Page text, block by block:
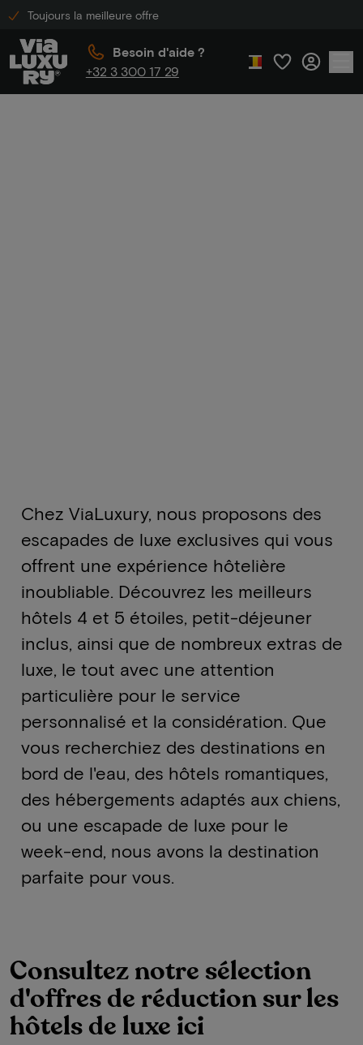
Toujours la meilleure offre
Besoin d'aide ?
+32 3 300 17 29
Chez ViaLuxury, nous proposons des
escapades de luxe exclusives qui vous
offrent une expérience hôtelière
inoubliable. Découvrez les meilleurs
hôtels 4 et 5 étoiles, petit-déjeuner
inclus, ainsi que de nombreux extras de
luxe, le tout avec une attention
particulière pour le service
personnalisé et la considération. Que
vous recherchiez des destinations en
bord de l'eau, des hôtels romantiques,
des hébergements adaptés aux chiens,
ou une escapade de luxe pour le
week-end, nous avons la destination
parfaite pour vous.
Consultez notre sélection
d'offres de réduction sur les
hôtels de luxe ici